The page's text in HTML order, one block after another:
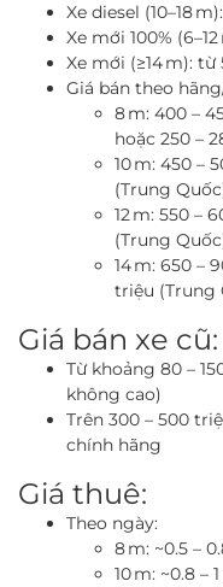
Xe diesel (10–18
Xe mới 100%
Xe mới (≥14 m):
Giá bán theo
8 m: 400 –
hoặc 250 –
10 m: 450 –
(Trung
12 m: 550 –
(Trung
14 m: 650 –
triệu (Trung
Giá bán xe cũ:
Từ khoảng 80 –
không cao)
Trên 300 – 500
chính hãng
Giá thuê:
Theo ngày:
8 m: ~0.5 –
10 m: ~0.8 –